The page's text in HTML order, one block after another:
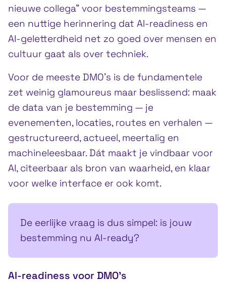
nieuwe collega” voor bestemmingsteams —
een nuttige herinnering dat AI-readiness en
AI-geletterdheid net zo goed over mensen en
cultuur gaat als over techniek.
Voor de meeste DMO’s is de fundamentele
zet weinig glamoureus maar beslissend: maak
de data van je bestemming — je
evenementen, locaties, routes en verhalen —
gestructureerd, actueel, meertalig en
machineleesbaar. Dát maakt je vindbaar voor
AI, citeerbaar als bron van waarheid, en klaar
voor welke interface er ook komt.
De eerlijke vraag is dus simpel: is jouw
bestemming nu AI-ready?
AI-readiness voor DMO’s